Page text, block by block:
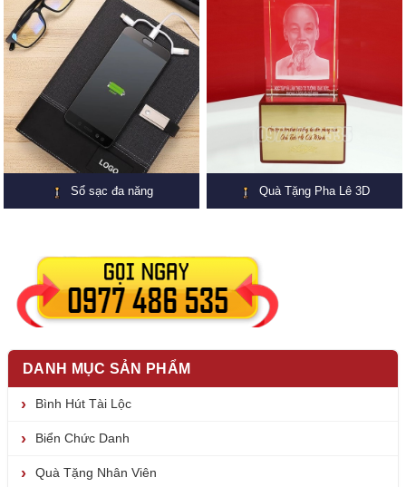
Sổ sạc đa năng Quà Tặng Pha Lê 3D
DANH MỤC SẢN PHẨM
Bình Hút Tài Lộc
Biển Chức Danh
Quà Tặng Nhân Viên